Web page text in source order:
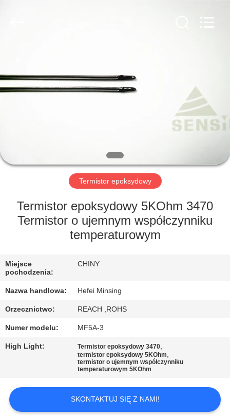
PRODUKTY
WYCIECZKA
FABRYCE
KONTROLA
SKONTAKTUJ
NAMI
AKTUALNOŚCI
POPROSIĆ
Termistor epoksydowy
Termistor epoksydowy 5KOhm 3470
Termistor o ujemnym współczynniku
temperaturowym
Miejsce
pochodzenia:
CHINY
Nazwa handlowa: Hefei Minsing
Orzecznictwo: REACH ,ROHS
Numer modelu: MF5A-3
High Light: Termistor epoksydowy 3470,
termistor epoksydowy 5KOhm,
termistor o ujemnym współczynniku
temperaturowym 5KOhm
SKONTAKTUJ SIĘ Z NAMI!